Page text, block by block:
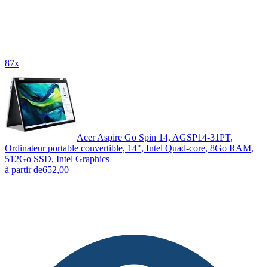
87x
Acer Aspire Go Spin 14, AGSP14-31PT,
Ordinateur portable convertible, 14", Intel Quad-core, 8Go RAM,
512Go SSD, Intel Graphics
à partir de652,00